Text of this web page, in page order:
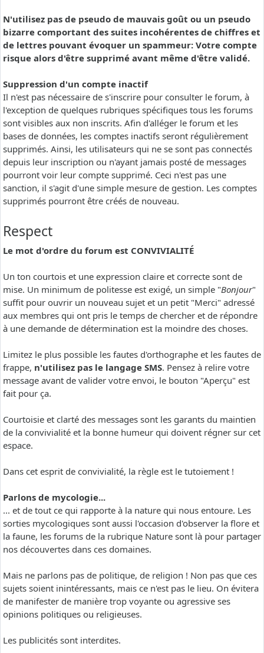
N'utilisez pas de pseudo de mauvais goût ou un pseudo
bizarre comportant des suites incohérentes de chiffres et
de lettres pouvant évoquer un spammeur: Votre compte
risque alors d'être supprimé avant même d'être validé.
Suppression d'un compte inactif
Il n'est pas nécessaire de s'inscrire pour consulter le forum, à
l'exception de quelques rubriques spécifiques tous les forums
sont visibles aux non inscrits. Afin d'alléger le forum et les
bases de données, les comptes inactifs seront régulièrement
supprimés. Ainsi, les utilisateurs qui ne se sont pas connectés
depuis leur inscription ou n'ayant jamais posté de messages
pourront voir leur compte supprimé. Ceci n'est pas une
sanction, il s'agit d'une simple mesure de gestion. Les comptes
supprimés pourront être créés de nouveau.
Respect
Le mot d'ordre du forum est CONVIVIALITÉ
Un ton courtois et une expression claire et correcte sont de
mise. Un minimum de politesse est exigé, un simple "Bonjour"
suffit pour ouvrir un nouveau sujet et un petit "Merci" adressé
aux membres qui ont pris le temps de chercher et de répondre
à une demande de détermination est la moindre des choses.
Limitez le plus possible les fautes d'orthographe et les fautes de
frappe, n'utilisez pas le langage SMS. Pensez à relire votre
message avant de valider votre envoi, le bouton "Aperçu" est
fait pour ça.
Courtoisie et clarté des messages sont les garants du maintien
de la convivialité et la bonne humeur qui doivent régner sur cet
espace.
Dans cet esprit de convivialité, la règle est le tutoiement !
Parlons de mycologie...
... et de tout ce qui rapporte à la nature qui nous entoure. Les
sorties mycologiques sont aussi l'occasion d'observer la flore et
la faune, les forums de la rubrique Nature sont là pour partager
nos découvertes dans ces domaines.
Mais ne parlons pas de politique, de religion ! Non pas que ces
sujets soient inintéressants, mais ce n'est pas le lieu. On évitera
de manifester de manière trop voyante ou agressive ses
opinions politiques ou religieuses.
Les publicités sont interdites.